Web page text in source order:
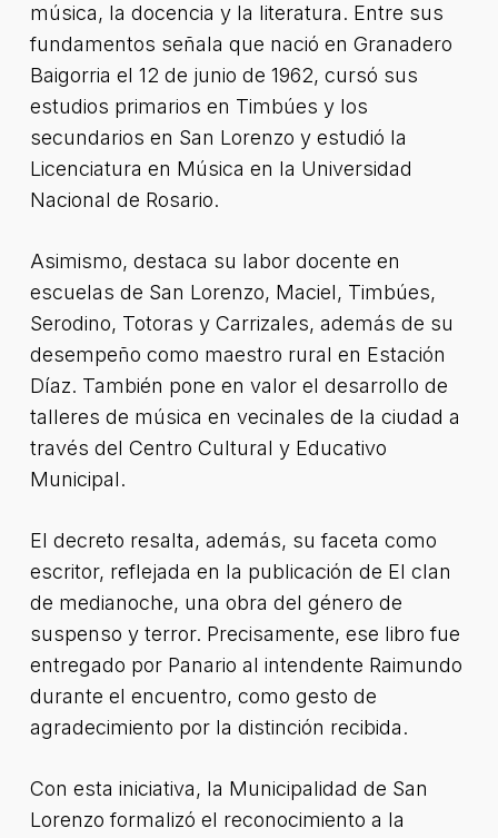
música, la docencia y la literatura. Entre sus
fundamentos señala que nació en Granadero
Baigorria el 12 de junio de 1962, cursó sus
estudios primarios en Timbúes y los
secundarios en San Lorenzo y estudió la
Licenciatura en Música en la Universidad
Nacional de Rosario.
Asimismo, destaca su labor docente en
escuelas de San Lorenzo, Maciel, Timbúes,
Serodino, Totoras y Carrizales, además de su
desempeño como maestro rural en Estación
Díaz. También pone en valor el desarrollo de
talleres de música en vecinales de la ciudad a
través del Centro Cultural y Educativo
Municipal.
El decreto resalta, además, su faceta como
escritor, reflejada en la publicación de El clan
de medianoche, una obra del género de
suspenso y terror. Precisamente, ese libro fue
entregado por Panario al intendente Raimundo
durante el encuentro, como gesto de
agradecimiento por la distinción recibida.
Con esta iniciativa, la Municipalidad de San
Lorenzo formalizó el reconocimiento a la